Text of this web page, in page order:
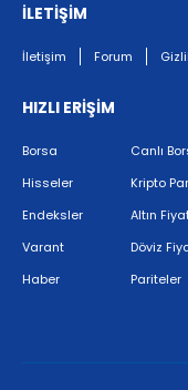
İLETİŞİM
İletişim Forum
HIZLI ERİŞİM
Borsa
Hisseler
Endeksler
Varant
Haber
Canlı
Kripto
Altın
Döviz
Pariteler